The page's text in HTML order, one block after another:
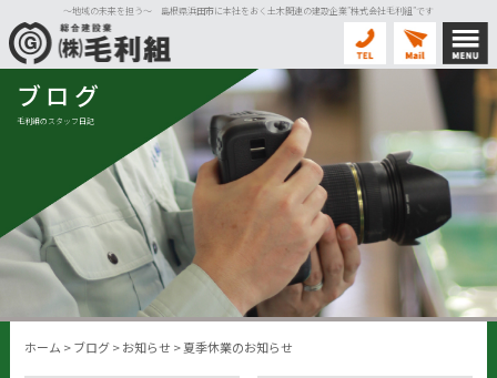
〜地域の未来を担う〜 島根県浜田市に本社をおく土木関連の建設企業”株式会社毛利組”です
ブログ
毛利組のスタッフ日記
ホーム >ブログ>お知らせ >夏季休業のお知らせ